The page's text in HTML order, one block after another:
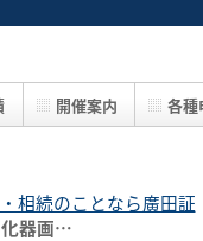
開催案内 各種
相続のことなら廣田証
器画…